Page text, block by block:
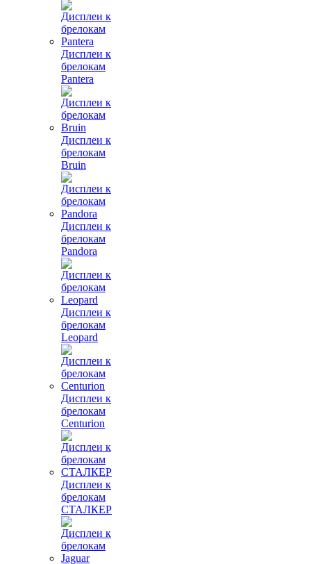
Дисплеи к
брелокам
Pantera
Дисплеи к
брелокам
Bruin
Дисплеи к
брелокам
Pandora
Дисплеи к
брелокам
Leopard
Дисплеи к
брелокам
Centurion
Дисплеи к
брелокам
СТАЛКЕР